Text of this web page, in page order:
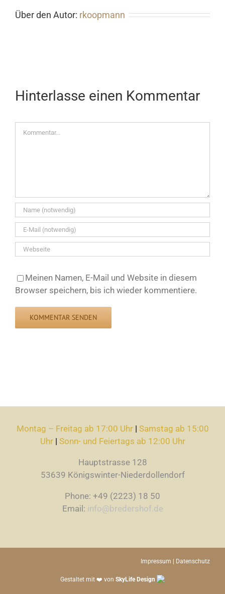
Über den Autor: rkoopmann
Hinterlasse einen Kommentar
Meinen Namen, E-Mail und Website in diesem
Browser speichern, bis ich wieder kommentiere.
Montag – Freitag ab 17:00 Uhr | Samstag ab 15:00
Uhr | Sonn- und Feiertags ab 12:00 Uhr
Hauptstrasse 128
53639 Königswinter-Niederdollendorf
Phone: +49 (2223) 18 50
Email: info@bredershof.de
Impressum | Datenschutz
Gestaltet mit ❤️ von SkyLife Design